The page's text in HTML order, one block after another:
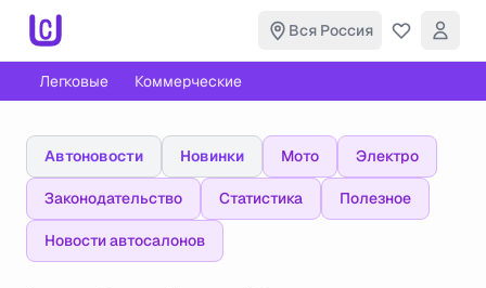
Вся Россия
Легковые Коммерческие
Автоновости Новинки Мото Электро
Законодательство Статистика Полезное
Новости автосалонов